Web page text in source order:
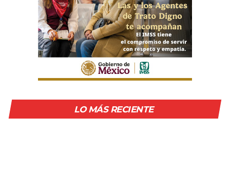
LO MÁS RECIENTE